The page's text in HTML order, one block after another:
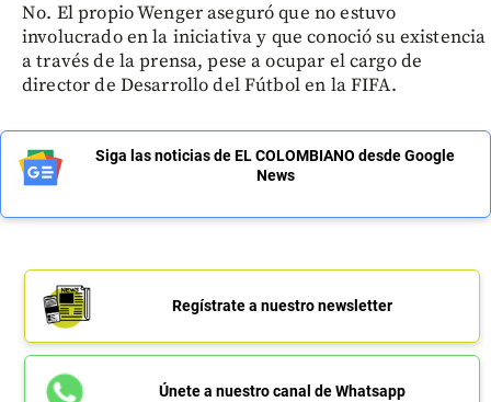
No. El propio Wenger aseguró que no estuvo
involucrado en la iniciativa y que conoció su existencia
a través de la prensa, pese a ocupar el cargo de
director de Desarrollo del Fútbol en la FIFA.
Siga las noticias de EL COLOMBIANO desde Google
News
Regístrate a nuestro newsletter
Únete a nuestro canal de Whatsapp